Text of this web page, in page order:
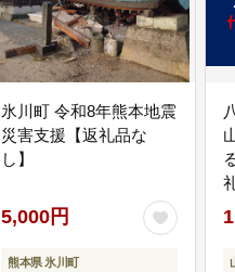
氷川町 令和8年熊本地震
災害支援【返礼品な
し】
5,000円
熊本県 氷川町